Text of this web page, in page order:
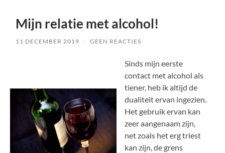
Mijn relatie met alcohol!
11 DECEMBER 2019 / GEEN REACTIES
Sinds mijn eerste
contact met alcohol als
tiener, heb ik altijd de
dualiteit ervan ingezien.
Het gebruik ervan kan
zeer aangenaam zijn,
net zoals het erg triest
kan zijn, de grens